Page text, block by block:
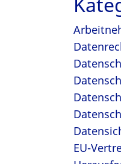
EU-